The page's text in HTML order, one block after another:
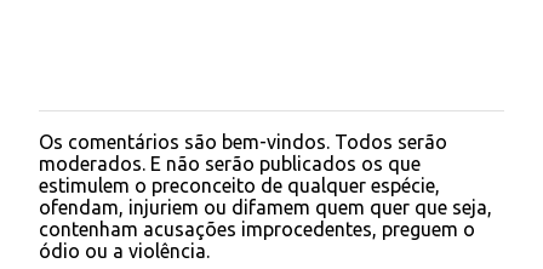
P
o
s
t
a
r
Os comentários são bem-vindos. Todos serão
moderados. E não serão publicados os que
estimulem o preconceito de qualquer espécie,
ofendam, injuriem ou difamem quem quer que seja,
contenham acusações improcedentes, preguem o
ódio ou a violência.